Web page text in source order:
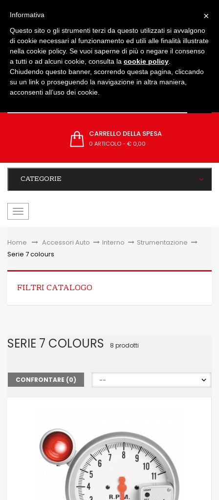
CARRELLO DELLA SPESA
0 ARTICOLO- € 0,00
CATEGORIE
navigazione
Home &gt;Accessori Auto > Interno > Strumentazione >
Serie 7 colours
FILTRI CATALOGO
SERIE 7 COLOURS 8 prodotti
CONFRONTARE (0)
×
Informativa
Questo sito o gli strumenti terzi da questo utilizzati si avvalgono
di cookie necessari al funzionamento ed utili alle finalità illustrate
nella cookie policy. Se vuoi saperne di più o negare il consenso
a tutti o ad alcuni cookie, consulta la cookie policy
Chiudendo questo banner, scorrendo questa pagina, cliccando
su un link o proseguendo la navigazione in altra maniera,
acconsenti all’uso dei cookie.